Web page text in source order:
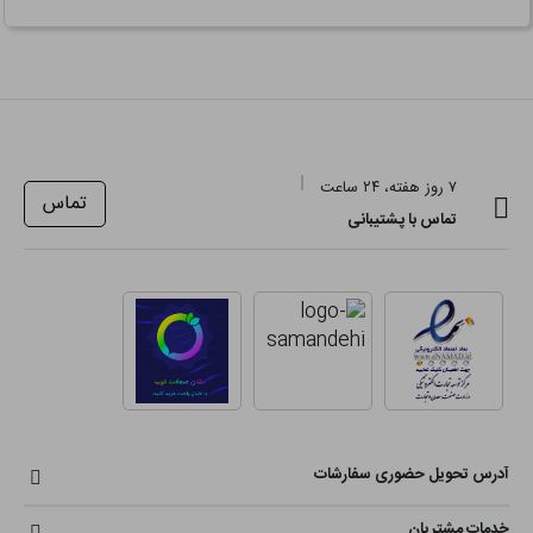
۷ روز هفته، ۲۴ ساعت
تماس با پشتیبانی
تماس
آدرس تحویل حضوری سفارشات